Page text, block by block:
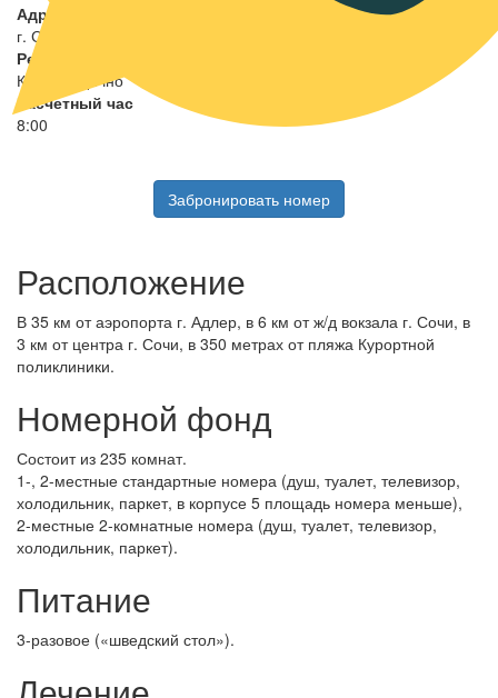
г. Сочи, Центральный р-н, ул. Депутатская, д.10
Режим работы
Круглогодично
Расчетный час
8:00
Забронировать номер
Расположение
3 км от центра г. Сочи, в 350 метрах от пляжа Курортной
поликлиники.
Номерной фонд
Состоит из 235 комнат.
1-, 2-местные стандартные номера (душ, туалет, телевизор,
холодильник, паркет, в корпусе 5 площадь номера меньше),
2-местные 2-комнатные номера (душ, туалет, телевизор,
холодильник, паркет).
Питание
Лечение